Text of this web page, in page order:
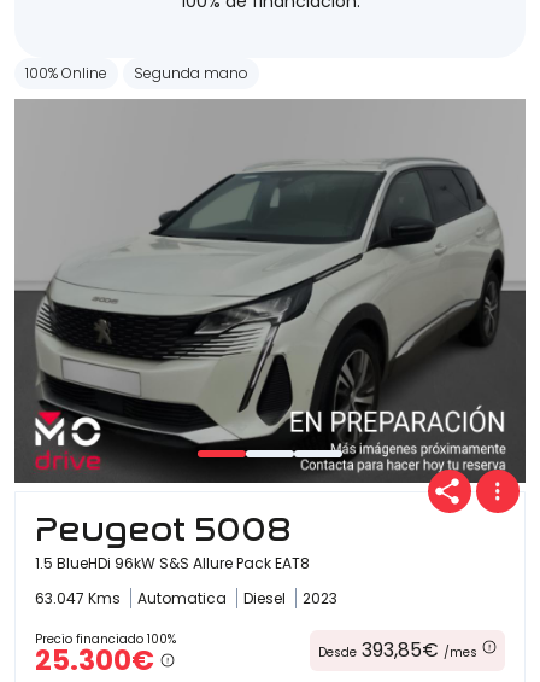
100% Online Segunda mano
Peugeot 5008
1.5 BlueHDi 96kW S&S Allure Pack EAT8
63.047 Kms
Automatica Diesel 2023
Precio financiado 100%
25.300€ Desde 393,85€ /mes